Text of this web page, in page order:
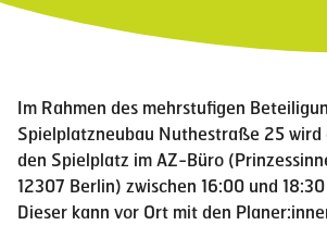
Im Rahmen des mehrstufigen
Spielplatzneubau Nuthestraße 25
den Spielplatz im AZ-Büro
12307 Berlin) zwischen 16:00 und
Dieser kann vor Ort mit den